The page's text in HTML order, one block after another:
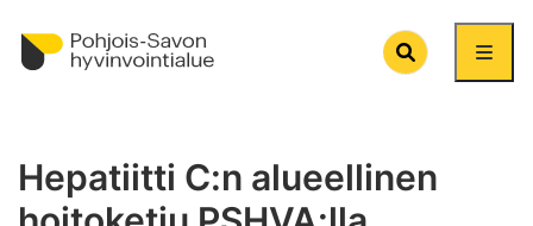
Search
Hepatiitti C:n alueellinen